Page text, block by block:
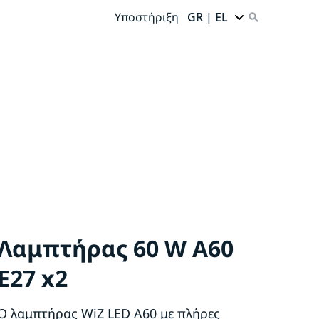
Υποστήριξη GR | EL
60 W A60
x2
λαμπτήρας WiZ LED A60 με πλήρες